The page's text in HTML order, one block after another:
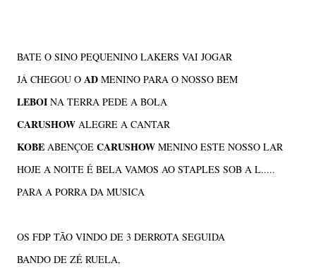
BATE O SINO PEQUENINO LAKERS VAI JOGAR
JÁ CHEGOU O AD MENINO PARA O NOSSO BEM
LEBOI NA TERRA PEDE A BOLA
CARUSHOW ALEGRE A CANTAR
KOBE ABENÇOE CARUSHOW MENINO ESTE NOSSO LAR
HOJE A NOITE É BELA VAMOS AO STAPLES SOB A L.....
PARA A PORRA DA MUSICA
OS FDP TÃO VINDO DE 3 DERROTA SEGUIDA
BANDO DE ZÉ RUELA,